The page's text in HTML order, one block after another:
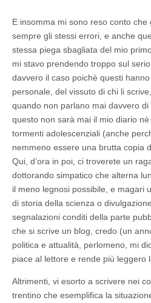
E insomma mi sono reso conto
sempre gli stessi errori, e anche
stessa piega sbagliata del mio
mi stavo prendendo troppo sul
davvero il caso poichè questi
personale, del vissuto di chi li
quando non parlano mai davvero di
questo non sarà mai il mio diario
tormenti adolescenziali (anche
nemmeno essere una brutta copia
Qui, d’ora in poi, ci troverete un
dottorando simpatico che alterna
il meno legnosi possibile, e magari
di storia della scienza o
segnalazioni conditi della parte
che si scrive un blog, credo (un
politica e attualità, perlomeno, mi
piace al lettore e rende più leggero
Altrimenti, vi esorto a scrivere nei
trentino che esemplifica la